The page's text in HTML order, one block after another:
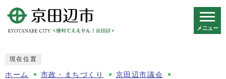
メニュー
現在位置
ホーム 市政・まちづくり 京田辺市議会